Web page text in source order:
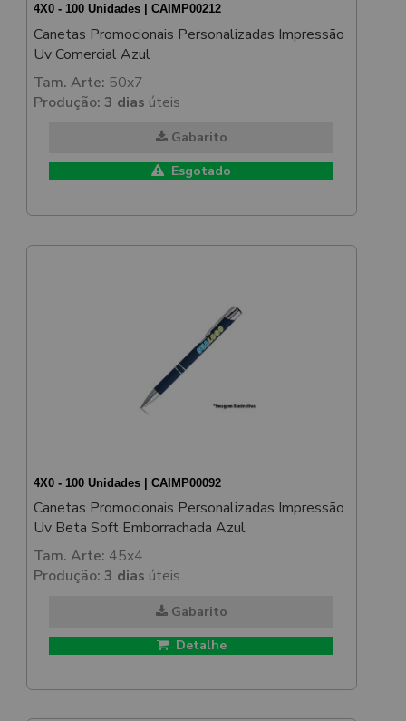
4X0 - 100 Unidades | CAIMP00212
Canetas Promocionais Personalizadas Impressão
Uv Comercial Azul
Tam. Arte: 50x7
Produção: 3 dias úteis
Gabarito
Esgotado
4X0 - 100 Unidades | CAIMP00092
Canetas Promocionais Personalizadas Impressão
Uv Beta Soft Emborrachada Azul
Tam. Arte: 45x4
Produção: 3 dias úteis
Gabarito
Detalhe